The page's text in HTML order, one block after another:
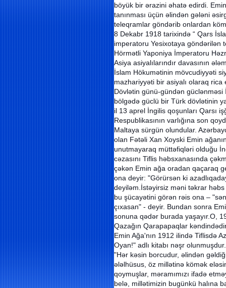
böyük bir ərazini əhatə edirdi.
tanınması üçün əlindən gələni
teleqramlar göndərib onlardan
8 Dekabr 1918 tarixində “ Qars
imperatoru Yesixotaya göndərilən
Hörmətli Yaponiya İmperatoru
Asiya asiyalılarındır davasının
İslam Hökumətinin mövcudiyyəti
mazhariyyəti bir asiyalı olaraq rica
Dövlətin günü-gündən
bölgədə güclü bir Türk dövlətinin
il 13 aprel İngilis qoşunları Qarsı
Respublikasının varlığına son
Maltaya sürgün olundular.
olan Fətəli Xan Xoyski Emin
unutmayaraq müttəfiqləri olduğu
cəzasını Tiflis həbsxanasında
çəkən Emin ağa oradan qaçaraq
ona deyir: "Görürsən ki
deyiləm.İstəyirsiz məni təkrar
bu şücayətini görən rəis ona –
çıxasan" - deyir. Bundan sonra
sonuna qədər burada yaşayır.O,
Qazağın Qarapapaqlar
Emin Ağa'nın 1912 ilində Tiflisdə
Oyan!" adlı kitabı nəşr
"Hər kəsin borcudur, əlindən
ələlhüsus, öz millətinə kömək
qoymuşlar, məramımızı ifadə
belə, millətimizin bugünkü halına